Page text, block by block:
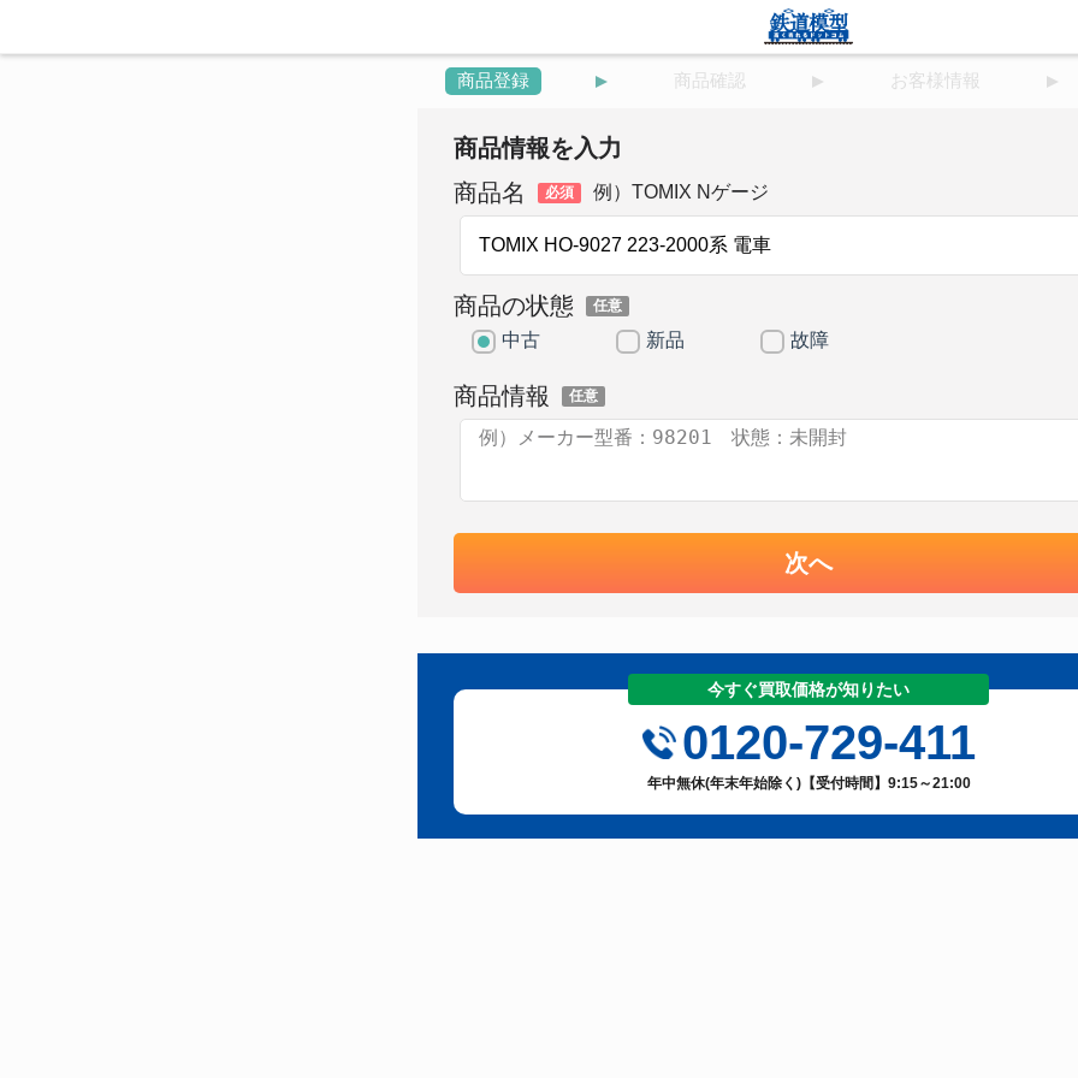
商品登録 商品確認 お客様情報
商品情報を入力
商品名
必須 例）TOMIX Nゲージ
商品の状態 任意
中古 新品 故障
商品情報 任意
次へ
今すぐ買取価格が知りたい
0120-729-411
年中無休(年末年始除く)【受付時間】9:15～21:00